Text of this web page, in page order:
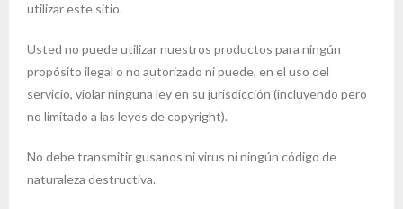
utilizar este sitio.
Usted no puede utilizar nuestros productos para ningún
propósito ilegal o no autorizado ni puede, en el uso del
servicio, violar ninguna ley en su jurisdicción (incluyendo pero
no limitado a las leyes de copyright).
No debe transmitir gusanos ni virus ni ningún código de
naturaleza destructiva.